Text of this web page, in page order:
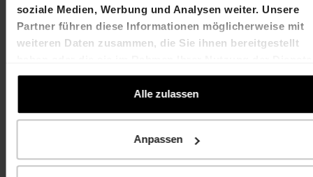
soziale Medien, Werbung und Analysen weiter. Unsere
Partner führen diese Informationen möglicherweise mit
weiteren Daten zusammen, die Sie ihnen bereitgestellt
gesammelt haben.
Alle zulassen
Anpassen
HIAG Immobilien Holding AG
Aeschenplatz 7
investor.relations@hiag.com
www.hiag.com